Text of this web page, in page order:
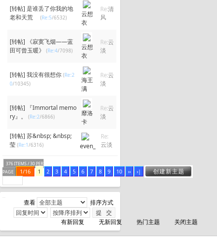
[转帖] 是谁丢了你我的地
老和天荒
(Re:5/6532)
云想
衣
Re:清
风
[转帖]
《寂寞飞烟——蓝
田可曾玉暖》
(Re:4/7098)
云想
衣
Re:云
淡
[转帖] 我没有很想你 (Re:2
0/10345)
海王
满
Re:云
淡
[转帖]
『Immortal memo
ry』。
(Re:2/6866)
靡洛
卡
Re:云
淡
[转帖] 苏&nbsp; &nbsp;
莹 (Re:1/6316) even_
Re:
云淡
376 ITEMS / 30 PER
PAGE
1/16 1 2 3 4 5 6 7 8 9 10 ›› ›| 创建新主题
查看 排序方式
有新回复 无新回复 热门主题 关闭主题